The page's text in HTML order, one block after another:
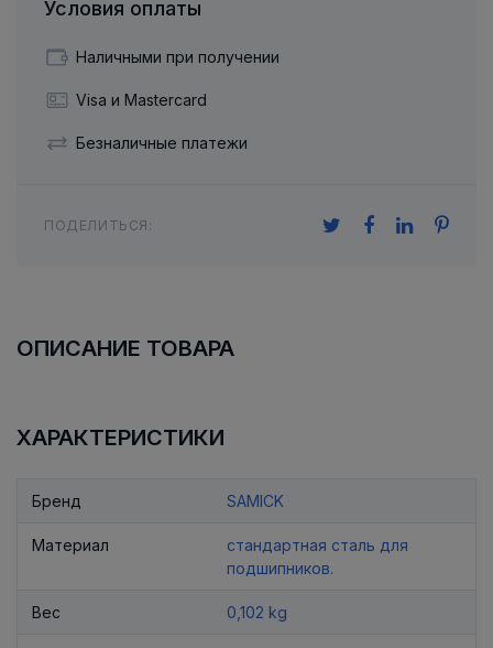
Условия оплаты
Наличными при получении
Visa и Mastercard
Безналичные платежи
ПОДЕЛИТЬСЯ:
ОПИСАНИЕ ТОВАРА
ХАРАКТЕРИСТИКИ
Бренд SAMICK
Материал
стандартная сталь для
подшипников.
Вес 0,102 kg